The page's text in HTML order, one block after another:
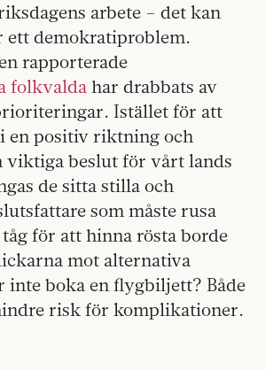
arbete – det kan
ett demokratiproblem.
rapporterade
folkvalda har drabbats av
Istället för att
en positiv riktning och
viktiga beslut för vårt lands
de sitta stilla och
som måste rusa
för att hinna rösta borde
mot alternativa
inte boka en flygbiljett? Både
risk för komplikationer.